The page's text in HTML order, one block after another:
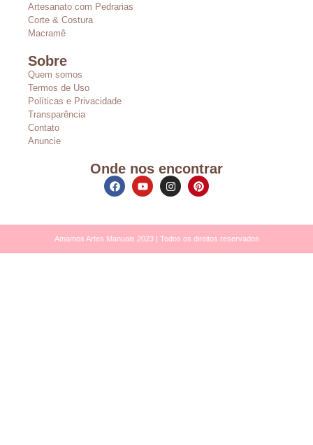
Artesanato com Pedrarias
Corte & Costura
Macramê
Sobre
Quem somos
Termos de Uso
Políticas e Privacidade
Transparência
Contato
Anuncie
Onde nos encontrar
Amamos Artes Manuais 2023 | Todos os direitos reservados